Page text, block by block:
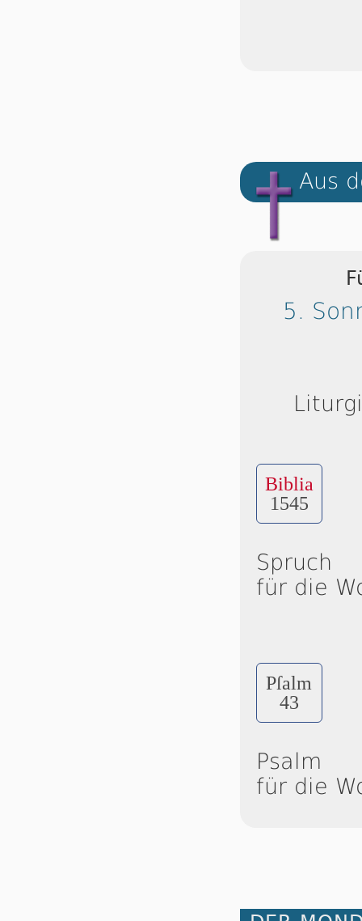
Aus
5.
Biblia
1545
Spruch
für die
Pſalm
43
Psalm
für die